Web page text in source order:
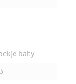
baby